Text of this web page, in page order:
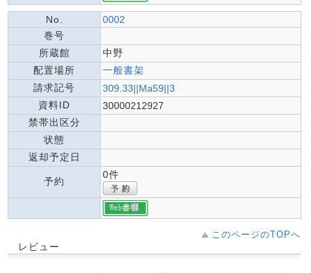
No.
0002
巻号
所蔵館
中野
配置場所
一般書架
請求記号
309.33||Ma59||3
資料ID
30000212927
禁帯出区分
状態
返却予定日
予約
0件
このページのTOPへ
レビュー